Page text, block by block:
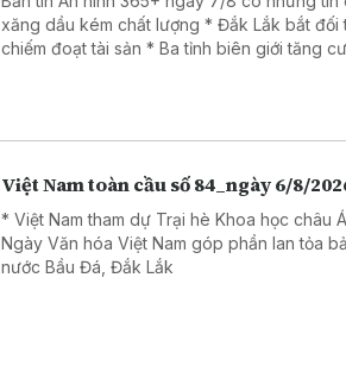
xăng dầu kém chất lượng * Đắk Lắk bắt
chiếm đoạt tài sản * Ba tỉnh biên giới tăng cường đấu tranh với thuốc lá nhập lậu
Việt Nam toàn cầu số 84_ngày 6/8/
* Việt Nam tham dự Trại hè Khoa học châu
Ngày Văn hóa Việt Nam góp phần lan tỏa
nước Bầu Đá, Đắk Lắk